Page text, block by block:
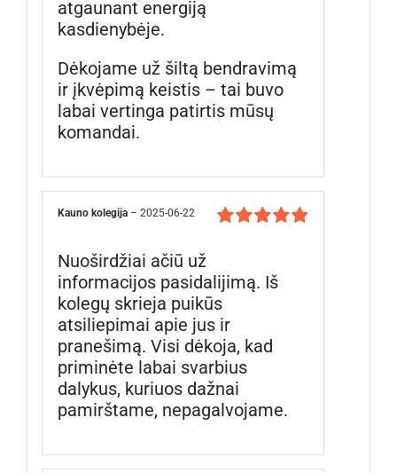
atgaunant energiją
kasdienybėje.
Dėkojame už šiltą bendravimą
ir įkvėpimą keistis – tai buvo
labai vertinga patirtis mūsų
komandai.
Kauno kolegija – 2025-06-22
Nuoširdžiai ačiū už
informacijos pasidalijimą. Iš
kolegų skrieja puikūs
atsiliepimai apie jus ir
pranešimą. Visi dėkoja, kad
priminėte labai svarbius
dalykus, kuriuos dažnai
pamirštame, nepagalvojame.